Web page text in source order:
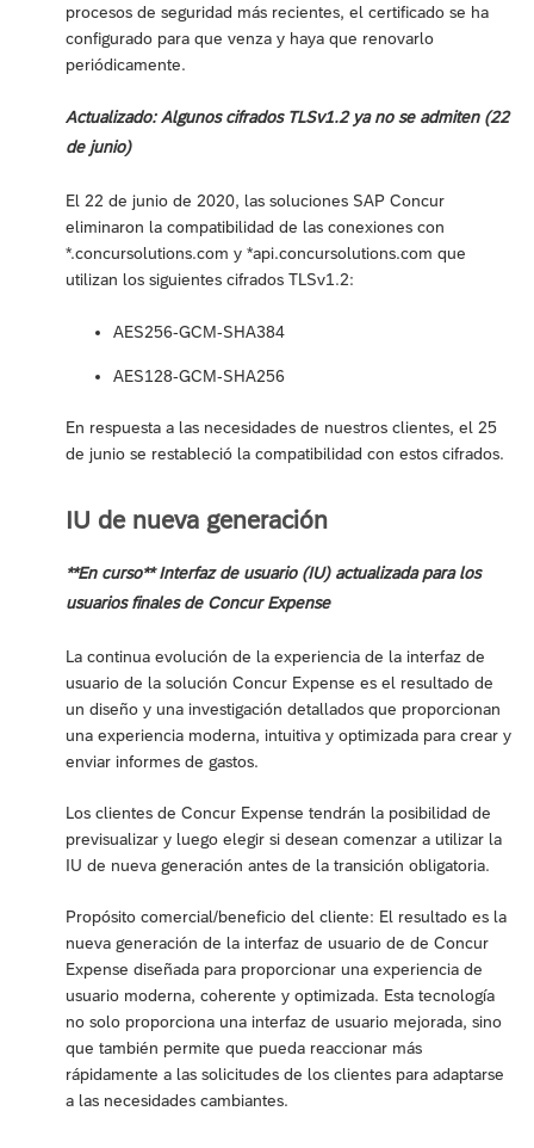
procesos de seguridad más recientes, el certificado se ha
configurado para que venza y haya que renovarlo
periódicamente.
Actualizado: Algunos cifrados TLSv1.2 ya no se admiten (22
de junio)
El 22 de junio de 2020, las soluciones SAP Concur
eliminaron la compatibilidad de las conexiones con
*.concursolutions.com y *api.concursolutions.com que
utilizan los siguientes cifrados TLSv1.2:
AES256-GCM-SHA384
AES128-GCM-SHA256
En respuesta a las necesidades de nuestros clientes, el 25
de junio se restableció la compatibilidad con estos cifrados.
IU de nueva generación
**En curso** Interfaz de usuario (IU) actualizada para los
usuarios finales de Concur Expense
La continua evolución de la experiencia de la interfaz de
usuario de la solución Concur Expense es el resultado de
un diseño y una investigación detallados que proporcionan
una experiencia moderna, intuitiva y optimizada para crear y
enviar informes de gastos.
Los clientes de Concur Expense tendrán la posibilidad de
previsualizar y luego elegir si desean comenzar a utilizar la
IU de nueva generación antes de la transición obligatoria.
Propósito comercial/beneficio del cliente: El resultado es la
nueva generación de la interfaz de usuario de de Concur
Expense diseñada para proporcionar una experiencia de
usuario moderna, coherente y optimizada. Esta tecnología
no solo proporciona una interfaz de usuario mejorada, sino
que también permite que pueda reaccionar más
rápidamente a las solicitudes de los clientes para adaptarse
a las necesidades cambiantes.